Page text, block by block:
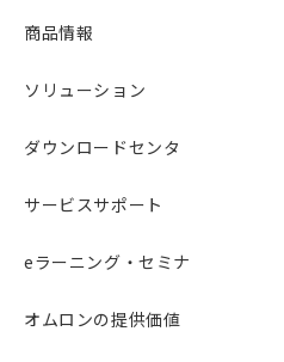
商品情報
ソリューション
ダウンロードセンタ
サービスサポート
eラーニング・セミナ
オムロンの提供価値